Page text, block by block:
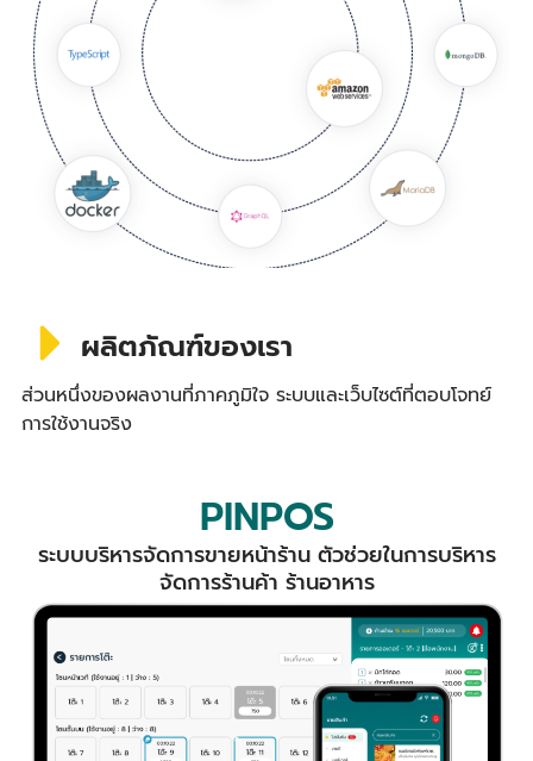
ผลิตภัณฑ์ของเรา
ส่วนหนึ่งของผลงานที่ภาคภูมิใจ ระบบและเว็บไซต์ที่ตอบโจทย์
การใช้งานจริง
PINPOS
ระบบบริหารจัดการขายหน้าร้าน ตัวช่วยในการบริหาร
จัดการร้านค้า ร้านอาหาร